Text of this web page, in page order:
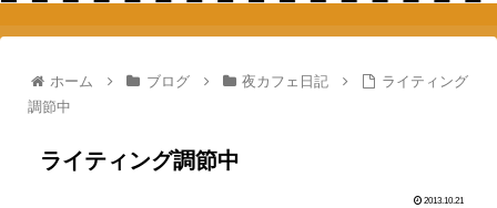
ホーム ブログ 夜カフェ日記
ライティング
調節中
ライティング調節中
2013.10.21